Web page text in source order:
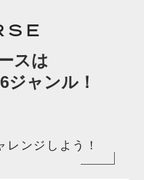
スは
ジャンル！
ンジしよう！